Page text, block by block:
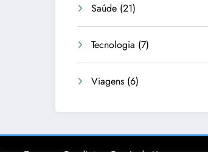
Saúde (21)
Tecnologia (7)
Viagens (6)